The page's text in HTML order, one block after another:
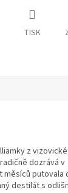
TISK
z vizovické
dozrává v
měsíců putovala
destilát s